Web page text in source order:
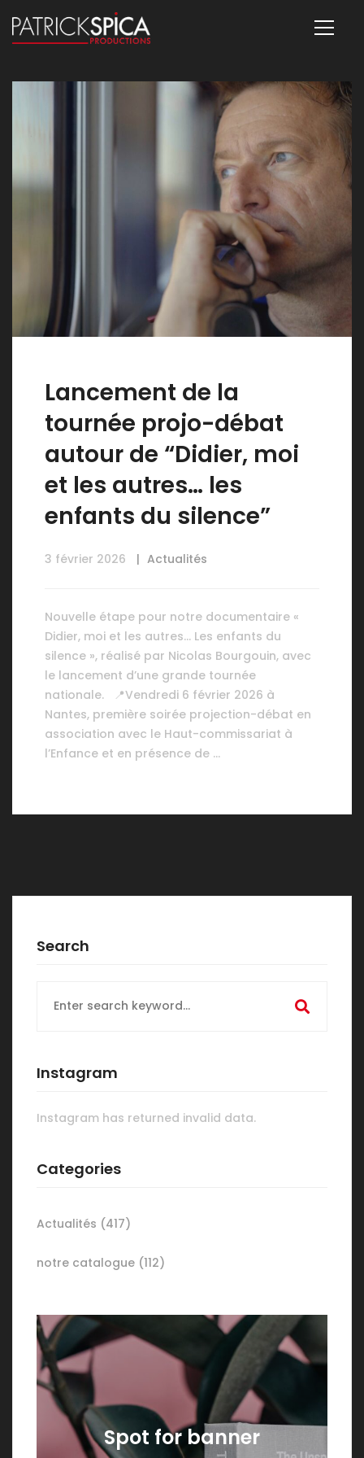
Lancement de la
tournée projo-débat
autour de “Didier, moi
et les autres… les
enfants du silence”
3 février 2026 Actualités
Nouvelle étape pour notre documentaire «
Didier, moi et les autres… Les enfants du
silence », réalisé par Nicolas Bourgouin, avec
le lancement d’une grande tournée
nationale. 📍Vendredi 6 février 2026 à
Nantes, première soirée projection-débat en
association avec le Haut-commissariat à
l’Enfance et en présence de …
Search
for:
Instagram
Instagram has returned invalid data.
Categories
Actualités (417)
notre catalogue (112)
Spot for banner